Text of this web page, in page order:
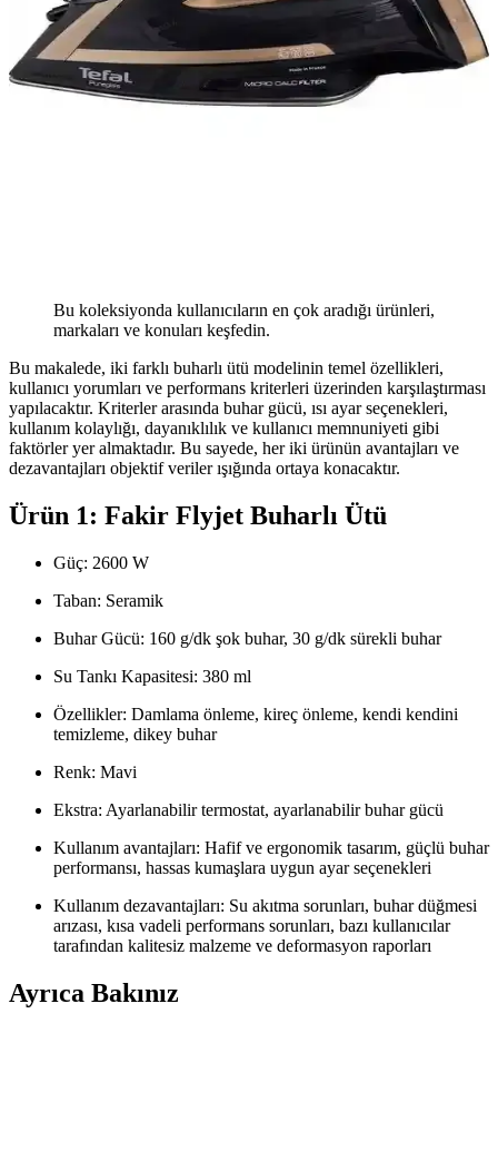
Bu koleksiyonda kullanıcıların en çok aradığı ürünleri,
markaları ve konuları keşfedin.
Bu makalede, iki farklı buharlı ütü modelinin temel özellikleri,
kullanıcı yorumları ve performans kriterleri üzerinden karşılaştırması
yapılacaktır. Kriterler arasında buhar gücü, ısı ayar seçenekleri,
kullanım kolaylığı, dayanıklılık ve kullanıcı memnuniyeti gibi
faktörler yer almaktadır. Bu sayede, her iki ürünün avantajları ve
dezavantajları objektif veriler ışığında ortaya konacaktır.
Ürün 1: Fakir Flyjet Buharlı Ütü
Güç: 2600 W
Taban: Seramik
Buhar Gücü: 160 g/dk şok buhar, 30 g/dk sürekli buhar
Su Tankı Kapasitesi: 380 ml
Özellikler: Damlama önleme, kireç önleme, kendi kendini
temizleme, dikey buhar
Renk: Mavi
Ekstra: Ayarlanabilir termostat, ayarlanabilir buhar gücü
Kullanım avantajları: Hafif ve ergonomik tasarım, güçlü buhar
performansı, hassas kumaşlara uygun ayar seçenekleri
Kullanım dezavantajları: Su akıtma sorunları, buhar düğmesi
arızası, kısa vadeli performans sorunları, bazı kullanıcılar
tarafından kalitesiz malzeme ve deformasyon raporları
Ayrıca Bakınız